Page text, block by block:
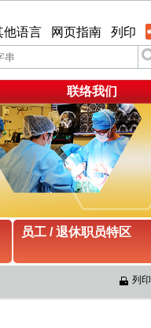
他语言 网页指南 列印
联络我们
员工 / 退休职员特区
列印